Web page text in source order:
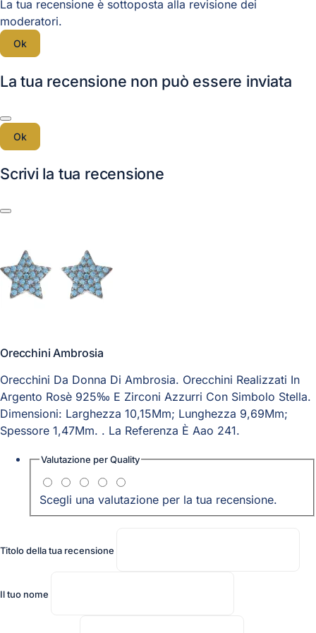
La tua recensione è sottoposta alla revisione dei
moderatori.
Ok
La tua recensione non può essere inviata
Ok
Scrivi la tua recensione
Orecchini Ambrosia
Orecchini Da Donna Di Ambrosia. Orecchini Realizzati In
Argento Rosè 925‰ E Zirconi Azzurri Con Simbolo Stella.
Dimensioni: Larghezza 10,15Mm; Lunghezza 9,69Mm;
Spessore 1,47Mm. . La Referenza È Aao 241.
Valutazione perQuality
Scegli una valutazione per la tua recensione.
Titolo della tua recensione
Il tuo nome